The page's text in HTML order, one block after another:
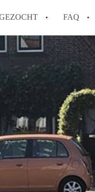
FAQ
AppartementAlmelo!
kost het om te reageren op een
Almelo een appartement te
privacyverklaring van
vragen